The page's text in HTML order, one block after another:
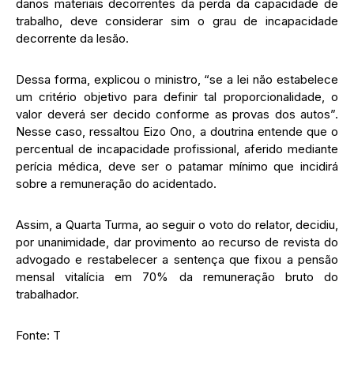
danos materiais decorrentes da perda da capacidade de
trabalho, deve considerar sim o grau de incapacidade
decorrente da lesão.
Dessa forma, explicou o ministro, “se a lei não estabelece
um critério objetivo para definir tal proporcionalidade, o
valor deverá ser decido conforme as provas dos autos”.
Nesse caso, ressaltou Eizo Ono, a doutrina entende que o
percentual de incapacidade profissional, aferido mediante
perícia médica, deve ser o patamar mínimo que incidirá
sobre a remuneração do acidentado.
Assim, a Quarta Turma, ao seguir o voto do relator, decidiu,
por unanimidade, dar provimento ao recurso de revista do
advogado e restabelecer a sentença que fixou a pensão
mensal vitalícia em 70% da remuneração bruto do
trabalhador.
Fonte: T